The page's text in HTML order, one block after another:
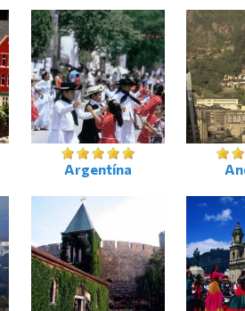
Argentína